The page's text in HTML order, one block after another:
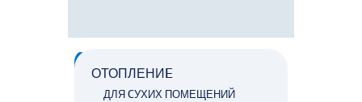
ОТОПЛЕНИE
ДЛЯ CУХИХ ПОМЕЩЕНИЙ